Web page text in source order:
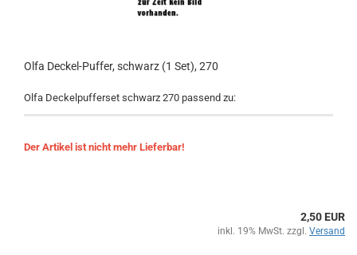
Olfa Deckel-Puffer, schwarz (1 Set), 270
Olfa Deckelpufferset schwarz 270 passend zu:
Der Artikel ist nicht mehr Lieferbar!
2,50 EUR
inkl. 19% MwSt. zzgl. Versand